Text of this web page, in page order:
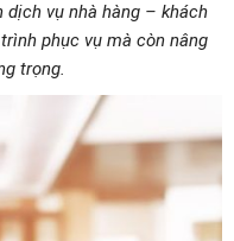
vụ nhà hàng – khách
phục vụ mà còn nâng
trọng.